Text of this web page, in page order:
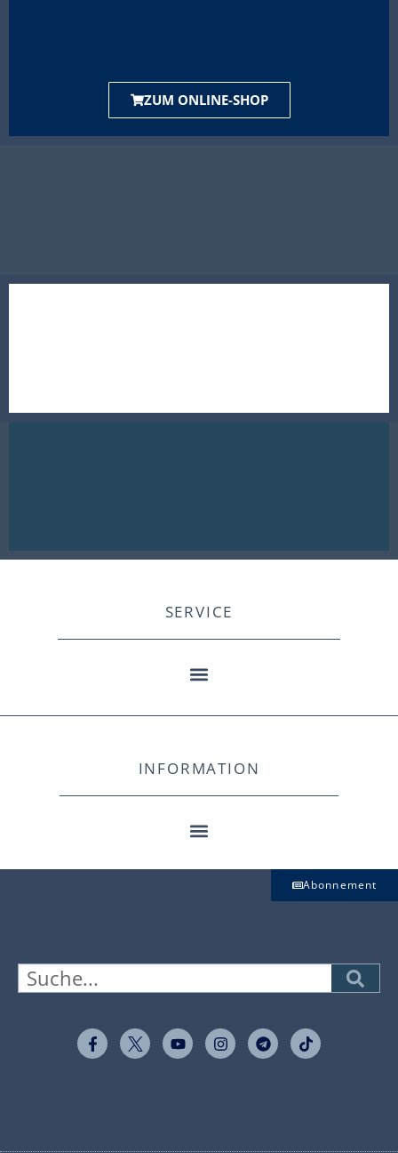
ZUM ONLINE-SHOP
SERVICE
INFORMATION
Abonnement